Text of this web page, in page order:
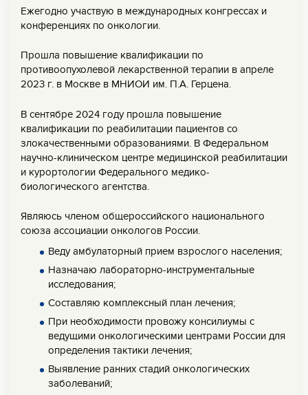
Ежегодно участвую в международных конгрессах и
конференциях по онкологии.
Прошла повышение квалификации по
противоопухолевой лекарственной терапии в апреле
2023 г. в Москве в МНИОИ им. П.А. Герцена.
В сентябре 2024 году прошла повышение
квалификации по реабилитации пациентов со
злокачественными образованиями. В Федеральном
научно-клиническом центре медицинской реабилитации
и курортологии Федерального медико-
биологического агентства.
Являюсь членом общероссийского национального
союза ассоциации онкологов России.
Веду амбулаторный прием взрослого населения;
Назначаю лабораторно-инструментальные
исследования;
Составляю комплексный план лечения;
При необходимости провожу консилиумы с
ведущими онкологическими центрами России для
определения тактики лечения;
Выявление ранних стадий онкологических
заболеваний;